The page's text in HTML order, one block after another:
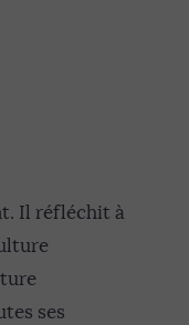
Il réfléchit à
ses